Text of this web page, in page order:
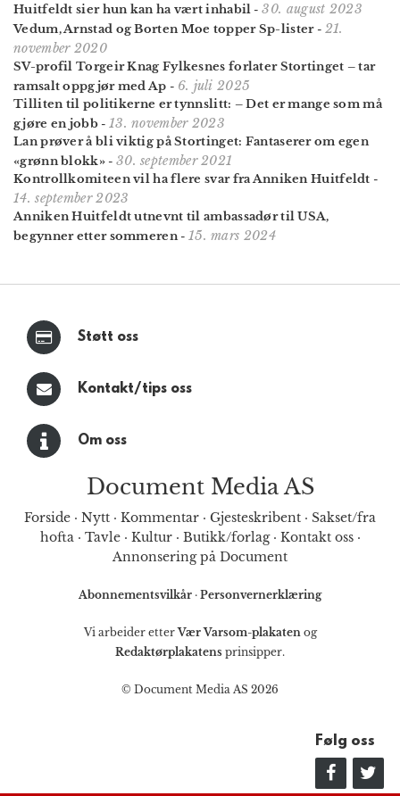
Huitfeldt sier hun kan ha vært inhabil -30. august 2023
Vedum, Arnstad og Borten Moe topper Sp-lister- 21.
november 2020
SV-profil Torgeir Knag Fylkesnes forlater Stortinget – tar
ramsalt oppgjør med Ap - 6. juli 2025
Tilliten til politikerne er tynnslitt: – Det er mange som må
gjøre en jobb- 13. november 2023
Lan prøver å bli viktig på Stortinget: Fantaserer om egen
«grønn blokk»- 30. september 2021
Kontrollkomiteen vil ha flere svar fra Anniken Huitfeldt -
14. september 2023
Anniken Huitfeldt utnevnt til ambassadør til USA,
begynner etter sommeren- 15. mars 2024
Støtt oss
Kontakt/tips oss
Om oss
Document Media AS
Forside · Nytt · Kommentar · Gjesteskribent · Sakset/fra
hofta· Tavle· Kultur· Butikk/forlag· Kontakt oss·
Annonsering på Document
Abonnementsvilkår · Personvernerklæring
Vi arbeider etterVær Varsom-plakatenog
Redaktørplakatens prinsipper.
© Document Media AS 2026
Følg oss